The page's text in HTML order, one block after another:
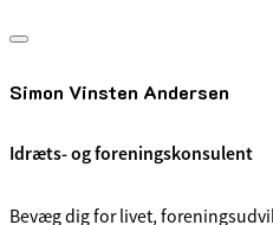
Simon Vinsten Andersen
Idræts- og foreningskonsulent
Bevæg dig for livet,